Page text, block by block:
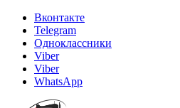
Вконтакте
Telegram
Одноклассники
Viber
Viber
WhatsApp